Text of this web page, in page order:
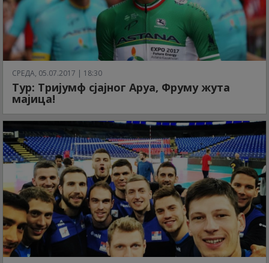
СРЕДА, 05.07.2017 | 18:30
Тур: Тријумф сјајног Аруа, Фруму жута
мајица!